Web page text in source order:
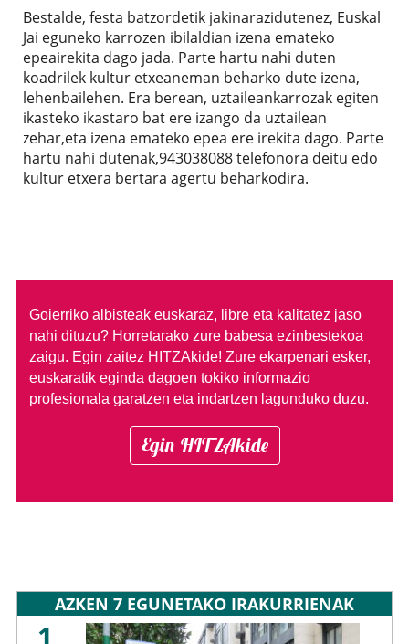
Bestalde, festa batzordetik jakinarazidutenez, Euskal
Jai eguneko karrozen ibilaldian izena emateko
epeairekita dago jada. Parte hartu nahi duten
koadrilek kultur etxeaneman beharko dute izena,
lehenbailehen. Era berean, uztaileankarrozak egiten
ikasteko ikastaro bat ere izango da uztailean
zehar,eta izena emateko epea ere irekita dago. Parte
hartu nahi dutenak,943038088 telefonora deitu edo
kultur etxera bertara agertu beharkodira.
Goierriko albisteak euskaraz, libre eta kalitatez jaso
nahi dituzu? Horretarako zure babesa ezinbestekoa
zaigu. Egin zaitez HITZAkide! Zure ekarpenari esker,
euskaratik eginda dagoen tokiko informazio
profesionala garatzen eta indartzen lagunduko duzu.
Egin HITZAkide
AZKEN 7 EGUNETAKO IRAKURRIENAK
1